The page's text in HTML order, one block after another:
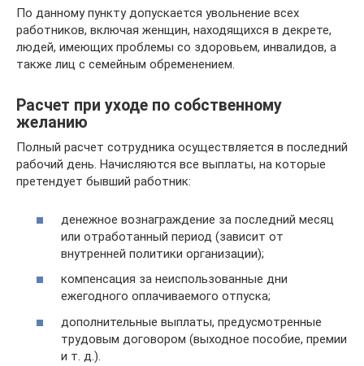
По данному пункту допускается увольнение всех
работников, включая женщин, находящихся в декрете,
людей, имеющих проблемы со здоровьем, инвалидов, а
также лиц с семейным обременением.
Расчет при уходе по собственному
желанию
Полный расчет сотрудника осуществляется в последний
рабочий день. Начисляются все выплаты, на которые
претендует бывший работник:
денежное вознаграждение за последний месяц
или отработанный период (зависит от
внутренней политики организации);
компенсация за неиспользованные дни
ежегодного оплачиваемого отпуска;
дополнительные выплаты, предусмотренные
трудовым договором (выходное пособие, премии
и т. д.).